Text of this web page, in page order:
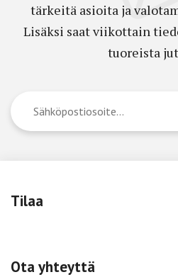
tärkeitä asioita ja
Lisäksi saat viikottain
tuoreista
Tilaa
Ota yhteyttä